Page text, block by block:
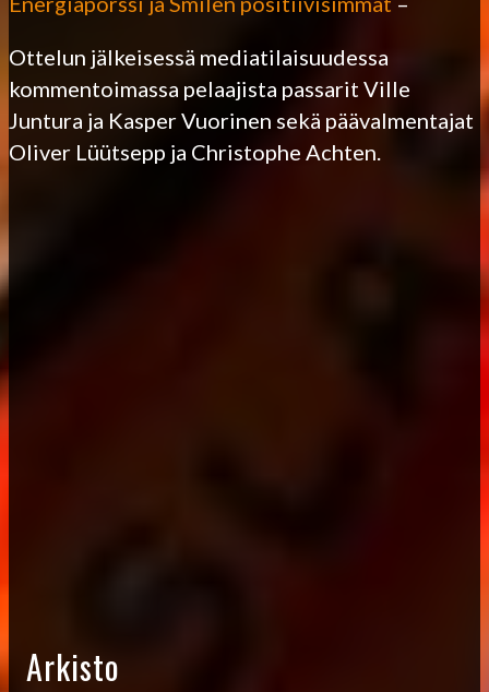
Ottelun jälkeisessä mediatilaisuudessa
kommentoimassa pelaajista passarit Ville
Juntura ja Kasper Vuorinen sekä päävalmentajat
Oliver Lüütsepp ja Christophe Achten.
Arkisto